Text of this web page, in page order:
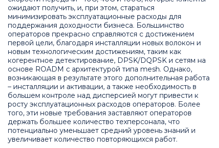
ожидают получить, и, при этом, стараться
минимизировать эксплуатационные расходы для
поддержания доходности бизнеса. Большинство
операторов прекрасно справляются с достижением
первой цели, благодаря инсталляции новых волокон и
новым технологическим достижениям, таким как
когерентное детектирование, DPSK/DQPSK и сетям на
основе ROADM с архитектурой типа mesh. Однако,
возникающая в результате этого дополнительная работа
– инсталляции и активации, а также необходимость в
большем контроле над дисперсией могут привести к
росту эксплуатационных расходов операторов. Более
того, эти новые требования заставляют операторов
держать большее количество техперсонала, что
потенциально уменьшает средний уровень знаний и
увеличивает количество повторяющихся работ.